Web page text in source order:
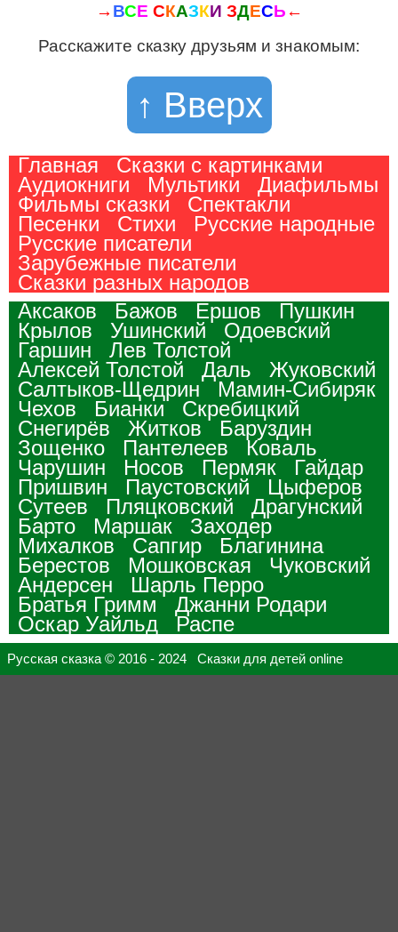
→ ВСЕ СКАЗКИ ЗДЕСЬ ←
Расскажите сказку друзьям и знакомым:
↑ Вверх
Главная
Сказки с картинками
Аудиокниги
Мультики
Диафильмы
Фильмы сказки
Спектакли
Песенки
Стихи
Русские народные
Русские писатели
Зарубежные писатели
Сказки разных народов
Аксаков
Бажов Ершов
Пушкин
Крылов
Ушинский
Одоевский
Гаршин
Лев Толстой
Алексей Толстой
Даль
Жуковский
Салтыков-Щедрин
Мамин-Сибиряк
Чехов
Бианки
Скребицкий
Снегирёв
Житков
Баруздин
Зощенко
Пантелеев
Коваль
Чарушин
Носов Пермяк
Гайдар
Пришвин
Паустовский
Цыферов
Сутеев
Пляцковский
Драгунский
Барто
Маршак
Заходер
Михалков
Сапгир
Благинина
Берестов
Мошковская
Чуковский
Андерсен
Шарль Перро
Братья Гримм
Джанни Родари
Оскар Уайльд
Распе
Русская сказка © 2016 - 2024 Сказки для детей online